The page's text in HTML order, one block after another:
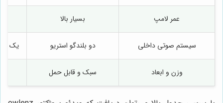
عمر لامپ بسیار بالا
سیستم صوتی داخلی دو بلندگو استریو یک
وزن و ابعاد سبک و قابل حمل